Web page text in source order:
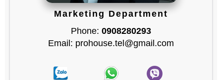
Marketing Department
Phone: 0908280293
Email: prohouse.tel@gmail.com